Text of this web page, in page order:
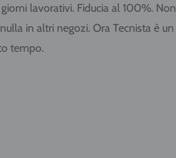
lavorativi. Fiducia al 100%. Non
in altri negozi. Ora Tecnista è un
tempo.